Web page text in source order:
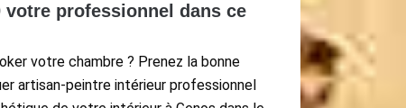
votre professionnel dans ce
votre chambre ? Prenez la bonne
artisan-peintre intérieur professionnel